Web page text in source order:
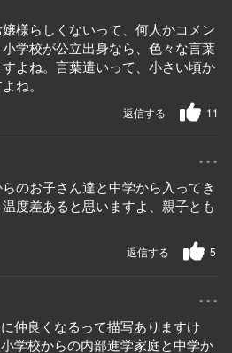
様らしくないって、何人かコメン
小学校が公立出身なら、色々な言葉
よね。言葉遣いって、小さい頃か
ね。
11
返信する
...
のお子さん達と中学から入ってき
度差あると思いますよ、親子とも
5
返信する
...
仲良くなるって描写ありますけ
学校からの内部進学家庭と中学か